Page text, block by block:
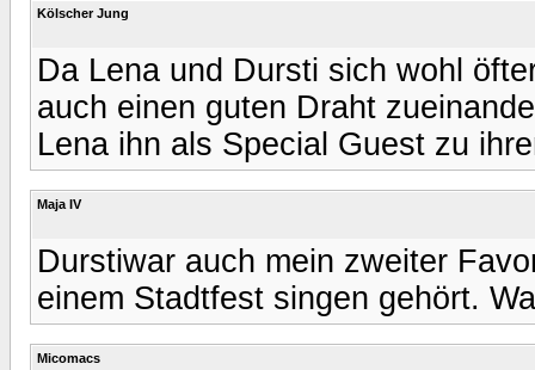
Kölscher Jung
Da Lena und Dursti sich wohl
auch einen guten Draht
Lena ihn als Special Guest zu
Maja IV
Durstiwar auch mein zweiter
einem Stadtfest singen gehört.
Micomacs